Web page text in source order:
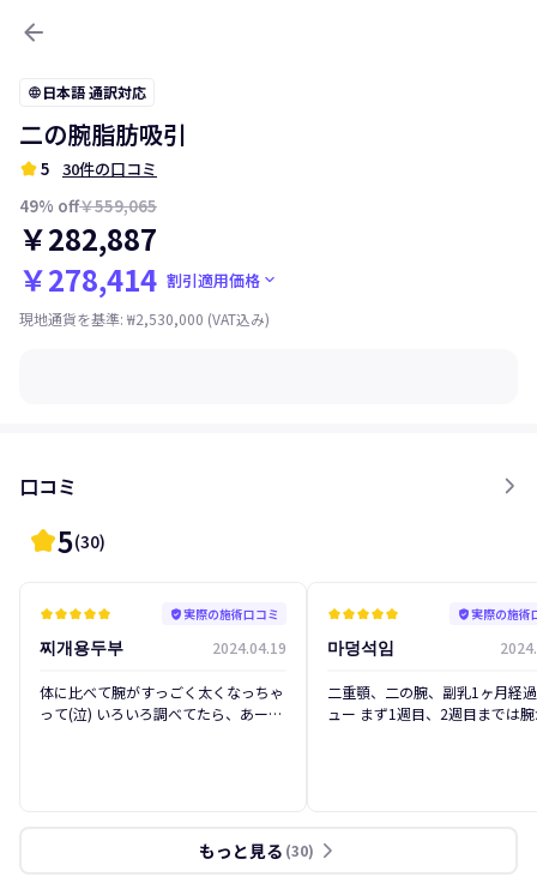
arrow_back
language 日本語 通訳対応
二の腕脂肪吸引
kid_star5 30件の口コミ
49% off￥559,065
￥282,887
￥278,414 割引適用価格 keyboard_arrow_down
現地通貨を基準: ₩2,530,000 (VAT込み)
口コミ
kid_star5(30)
kid_starkid_starkid_starkid_starkid_star verified_user実際の施術口コミ
찌개용두부 2024.04.19
後 前
体に比べて腕がすっごく太くなっちゃ
って(泣) いろいろ調べてたら、あーこ
てその場ですぐ予約して、手術日は2
週間後にしました。本当はその週にや
kid_starkid_starkid_starkid_starkid_star verified_user実際の施術
마덩석임
後 前
二重顎、二の腕、副乳1ヶ月経
ュー まず1週目、2週目までは
ど。それから2週目？3週目？の
もっと見る (30) arrow_forward_ios